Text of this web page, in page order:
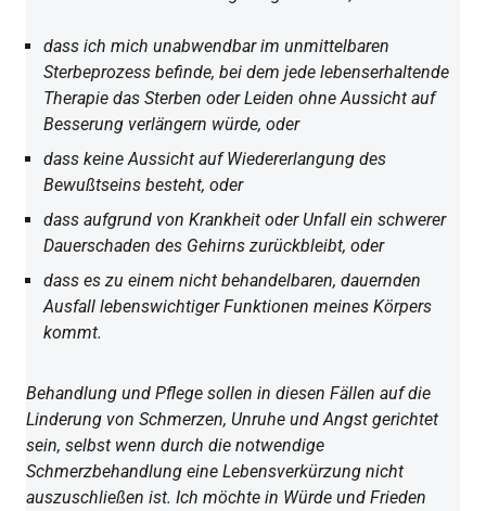
dass ich mich unabwendbar im unmittelbaren
Sterbeprozess befinde, bei dem jede lebenserhaltende
Therapie das Sterben oder Leiden ohne Aussicht auf
Besserung verlängern würde, oder
dass keine Aussicht auf Wiedererlangung des
Bewußtseins besteht, oder
dass aufgrund von Krankheit oder Unfall ein schwerer
Dauerschaden des Gehirns zurückbleibt, oder
dass es zu einem nicht behandelbaren, dauernden
Ausfall lebenswichtiger Funktionen meines Körpers
kommt.
Behandlung und Pflege sollen in diesen Fällen auf die
Linderung von Schmerzen, Unruhe und Angst gerichtet
sein, selbst wenn durch die notwendige
Schmerzbehandlung eine Lebensverkürzung nicht
auszuschließen ist. Ich möchte in Würde und Frieden